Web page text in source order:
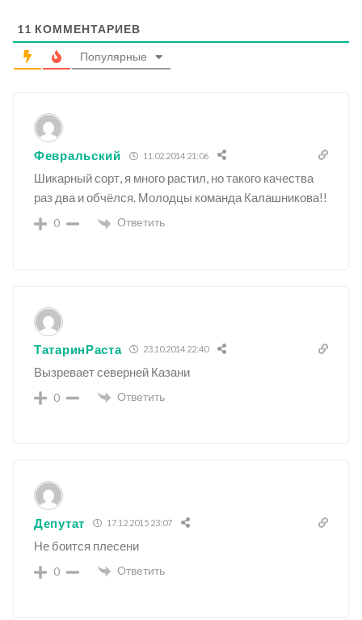
11 КОММЕНТАРИЕВ
Популярные
Февральский 11.02.2014 21:06
Шикарный сорт, я много растил, но такого качества
раз два и обчёлся. Молодцы команда Калашникова!!
0 Ответить
ТатаринРаста 23.10.2014 22:40
Вызревает северней Казани
0 Ответить
Депутат 17.12.2015 23:07
Не боится плесени
0 Ответить